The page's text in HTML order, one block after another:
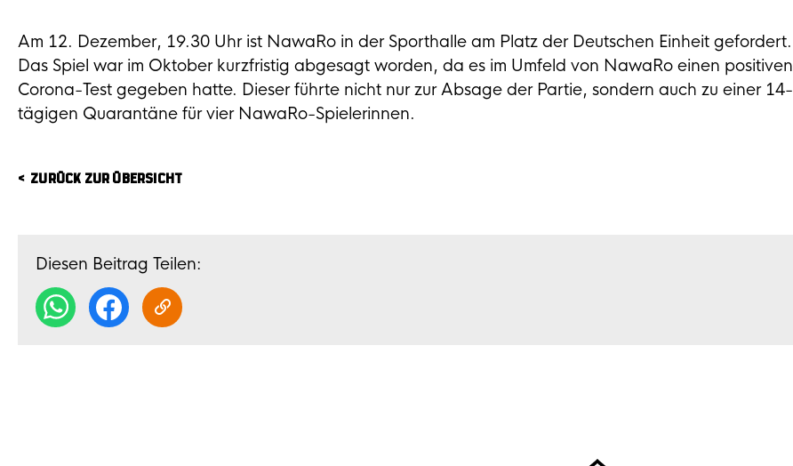
Am 12. Dezember, 19.30 Uhr ist NawaRo in der Sporthalle am Platz der Deutschen Einheit gefordert.
Das Spiel war im Oktober kurzfristig abgesagt worden, da es im Umfeld von NawaRo einen positiven
Corona-Test gegeben hatte. Dieser führte nicht nur zur Absage der Partie, sondern auch zu einer 14-
tägigen Quarantäne für vier NawaRo-Spielerinnen.
ZURÜCK ZUR ÜBERSICHT
Diesen Beitrag Teilen: